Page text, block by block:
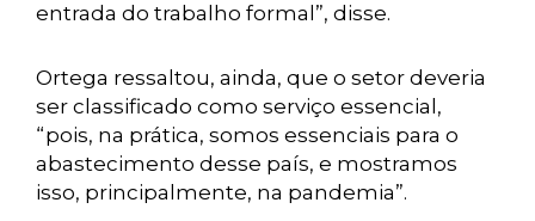
entrada do trabalho formal”, disse.
Ortega ressaltou, ainda, que o setor deveria
ser classificado como serviço essencial,
“pois, na prática, somos essenciais para o
abastecimento desse país, e mostramos
isso, principalmente, na pandemia”.